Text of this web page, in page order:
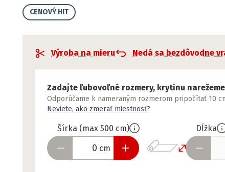
CENOVÝ HIT
Výroba na mieru Nedá sa bezdôvodne
Zadajte ľubovoľné rozmery, krytinu
Odporúčame k nameraným rozmerom pripočítať 10
Neviete, ako zmerať miestnosť?
Šírka (max 500 cm)
cm
Dĺžka